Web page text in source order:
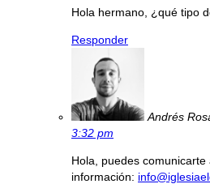
Hola hermano, ¿qué tipo
Responder
Andrés
3:32 pm
Hola, puedes
información: